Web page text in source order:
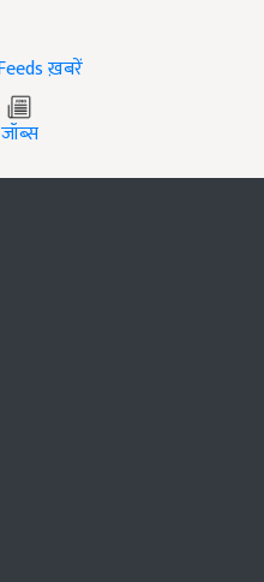
ख़बरें
जॉब्स